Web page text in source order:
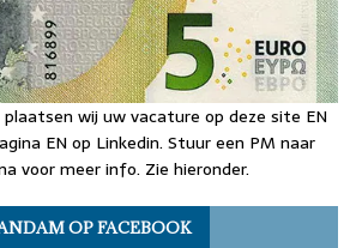
wij uw vacature op deze site EN
EN op Linkedin. Stuur een PM naar
voor meer info. Zie hieronder.
OP FACEBOOK